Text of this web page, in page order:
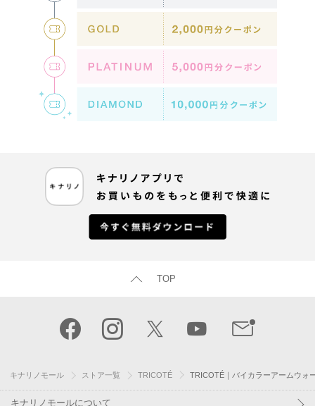
TOP
キナリノモール ストア一覧 TRICOTÉ TRICOTÉ｜バイカラーアームウォ
キナリノモールについて